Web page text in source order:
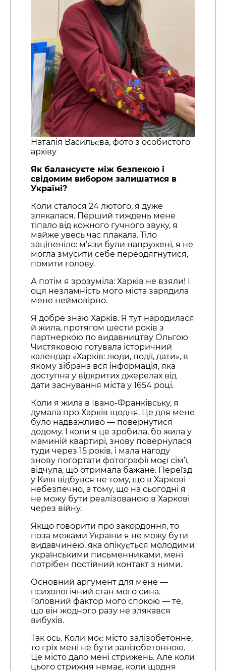
Наталія Васильєва, фото з особистого
архіву
Як балансуєте між безпекою і
свідомим вибором залишатися в
Україні?
Коли сталося 24 лютого, я дуже
злякалася. Перший тиждень мене
тіпало від кожного гучного звуку, я
майже увесь час плакала. Тіло
заціпеніло: м’язи були напружені, я не
могла змусити себе переодягнутися,
помити голову.
А потім я зрозуміла: Харків не взяли! І
оця незламність мого міста зарядила
мене неймовірно.
Я добре знаю Харків. Я тут народилася
й жила, протягом шести років з
партнеркою по видавництву Ольгою
Чистяковою готувала історичний
календар «Харків: люди, події, дати», в
якому зібрана вся інформація, яка
доступна у відкритих джерелах від
дати заснування міста у 1654 році.
Коли я жила в Івано-Франківську, я
думала про Харків щодня. Це для мене
було надважливо — повернутися
додому. І коли я це зробила, бо жила у
маминій квартирі, знову повернулася
туди через 15 років, і мала нагоду
знову погортати фотографії моєї сім’ї,
відчула, що отримала бажане. Переїзд
у Київ відбувся не тому, що в Харкові
небезпечно, а тому, що на сьогодні я
не можу бути реалізованою в Харкові
через війну.
Якщо говорити про закордоння, то
поза межами України я не можу бути
видавчинею, яка опікується молодими
українськими письменниками, мені
потрібен постійний контакт з ними.
Основний аргумент для мене —
психологічний стан мого сина.
Головний фактор мого спокою — те,
що він жодного разу не злякався
вибухів.
Так ось. Коли моє місто залізобетонне,
то гріх мені не бути залізобетонною.
Це місто дало мені стрижень. Але коли
цього стрижня немає, коли щодня